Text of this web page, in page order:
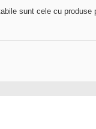
sunt cele cu produse